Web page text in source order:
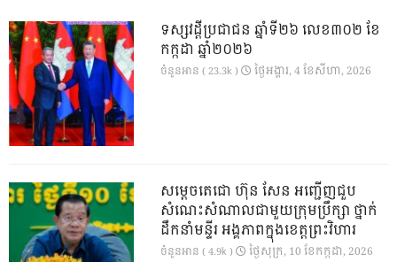
ទស្សវដ្តីប្រជាជន ឆ្នាំទី២៦ លេខ៣០២ ខែ
កក្កដា ឆ្នាំ២០២៦
ចំនួនអាន ( 23.3k ) ថ្ងៃ​អង្គារ, 4 ខែ​សីហា, 2026
សម្តេចតេជោ ហ៊ុន សែន អញ្ជើញជួប
សំណេះសំណាលជាមួយក្រុមប្រឹក្សា ថ្នាក់
ដឹកនាំមន្ទីរ អង្គភាពក្នុងខេត្តព្រះវិហារ
ចំនួនអាន ( 4.9k ) ថ្ងៃ​សុក្រ, 10 ខែ​កក្កដា, 2026